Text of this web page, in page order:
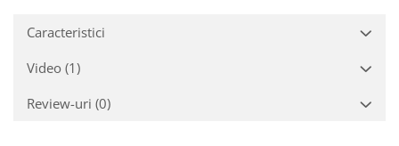
Stative pentru Boxe
Stative pentru Microfoane
Caracteristici
Video (1)
Review-uri (0)